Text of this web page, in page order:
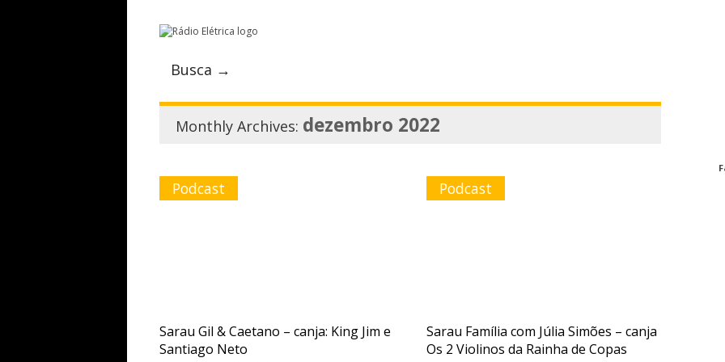
Busca →
Monthly Archives: dezembro 2022
Podcast
Sarau Gil & Caetano – canja: King Jim e
Santiago Neto
Podcast
Sarau Família com Júlia Simões – canja
Os 2 Violinos da Rainha de Copas